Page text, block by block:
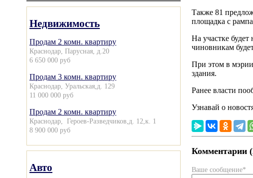
Недвижимость
Продам 2 комн. квартиру
Краснодар, Парусная, д.20
6 650 000 руб
Продам 3 комн. квартиру
Краснодар, Уральская,д. 129
11 000 000 руб
Продам 2 комн. квартиру
Краснодар, Героев-Разведчиков,д. 12,к. 1
8 900 000 руб
Авто
Также 81
площадка с
На участке будет
чиновникам
При этом в мэрии
здания.
Ранее власти
Узнавай о
Комментарии
Ваше сообщение*